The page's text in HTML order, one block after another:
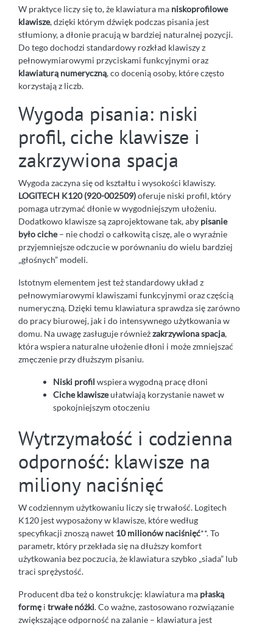
W praktyce liczy się to, że klawiatura ma niskoprofilowe
klawisze, dzięki którym dźwięk podczas pisania jest
stłumiony, a dłonie pracują w bardziej naturalnej pozycji.
Do tego dochodzi standardowy rozkład klawiszy z
pełnowymiarowymi przyciskami funkcyjnymi oraz
klawiaturą numeryczną, co docenią osoby, które często
korzystają z liczb.
Wygoda pisania: niski
profil, ciche klawisze i
zakrzywiona spacja
Wygoda zaczyna się od kształtu i wysokości klawiszy.
LOGITECH K120 (920-002509)oferuje niski profil, który
pomaga utrzymać dłonie w wygodniejszym ułożeniu.
Dodatkowo klawisze są zaprojektowane tak, aby pisanie
było ciche– nie chodzi o całkowitą ciszę, ale o wyraźnie
przyjemniejsze odczucie w porównaniu do wielu bardziej
„głośnych” modeli.
Istotnym elementem jest też standardowy układ z
pełnowymiarowymi klawiszami funkcyjnymi oraz częścią
numeryczną. Dzięki temu klawiatura sprawdza się zarówno
do pracy biurowej, jak i do intensywnego użytkowania w
domu. Na uwagę zasługuje równieżzakrzywiona spacja,
która wspiera naturalne ułożenie dłoni i może zmniejszać
zmęczenie przy dłuższym pisaniu.
Niski profil wspiera wygodną pracę dłoni
Ciche klawiszeułatwiają korzystanie nawet w
spokojniejszym otoczeniu
Wytrzymałość i codzienna
odporność: klawisze na
miliony naciśnięć
W codziennym użytkowaniu liczy się trwałość. Logitech
K120 jest wyposażony w klawisze, które według
specyfikacji znoszą nawet 10 milionów naciśnięć**. To
parametr, który przekłada się na dłuższy komfort
użytkowania bez poczucia, że klawiatura szybko „siada” lub
traci sprężystość.
Producent dba też o konstrukcję: klawiatura ma płaską
formęi trwałe nóżki. Co ważne, zastosowano rozwiązanie
zwiększające odporność na zalanie – klawiatura jest